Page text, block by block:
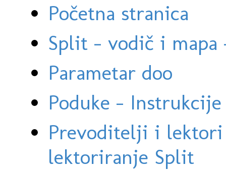
Početna stranica
Split - vodič i
Parametar doo
Poduke -
Prevoditelji i
lektoriranje Split